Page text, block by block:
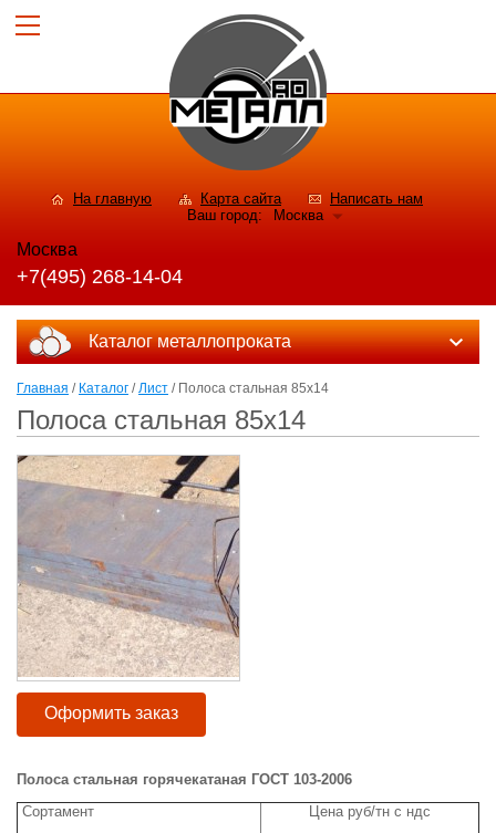
На главную Карта сайта
Написать нам
Ваш город:
Москва
Москва
+7(495) 268-14-04
Каталог металлопроката
Главная / Каталог /Лист / Полоса стальная 85x14
Полоса стальная 85x14
Оформить заказ
Полоса стальная горячекатаная ГОСТ 103-2006
Сортамент
Цена руб/тн с ндс